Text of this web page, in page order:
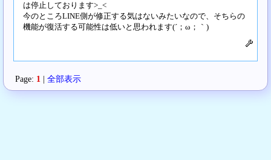
は停止しております>_<
今のところLINE側が修正する気はないみたいなので、そちらの
機能が復活する可能性は低いと思われます(´；ω；｀)
Page: 1 | 全部表示